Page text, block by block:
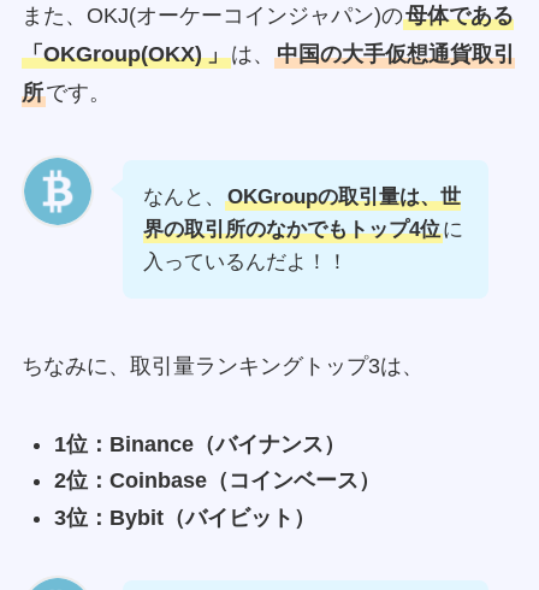
また、OKJ(オーケーコインジャパン)の母体である
「OKGroup(OKX) 」は、 中国の大手仮想通貨取引
所です。
なんと、
OKGroupの取引量は、世
界の取引所のなかでもトップ4位に
入っているんだよ！！
ちなみに、取引量ランキングトップ3は、
1位：Binance（バイナンス）
2位：Coinbase（コインベース）
3位：Bybit（バイビット）